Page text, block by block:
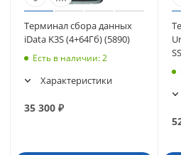
Терминал сбора данных
iData K3S (4+64Гб) (5890)
Есть в наличии: 2
Характеристики
35 300 ₽